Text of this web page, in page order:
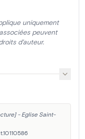
uniquement
peuvent
d'auteur.
- Eglise Saint-